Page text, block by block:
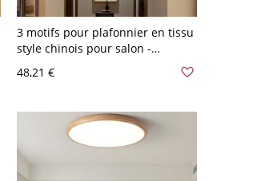
3 motifs pour plafonnier en tissu
style chinois pour salon -
Tambour 110 V-120 V Lotus Beige
48,21 €